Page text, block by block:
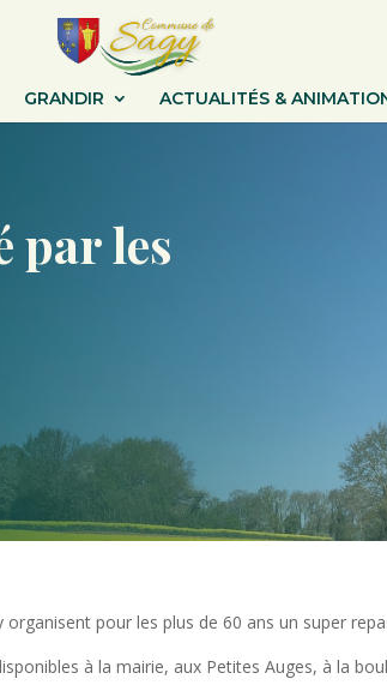
GRANDIR ACTUALITÉS &
par les
pour les plus de 60 ans un super
à la mairie, aux Petites Auges, à la